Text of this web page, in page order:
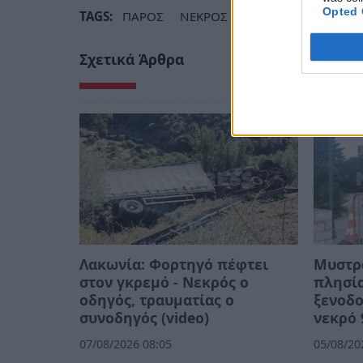
Opted
TAGS: ΠΑΡΟΣ ΝΕΚΡΟΣ
Σχετικά Άρθρα
Λακωνία: Φορτηγό πέφτει
στον γκρεμό - Νεκρός ο
οδηγός, τραυματίας ο
συνοδηγός (video)
07/08/2026 08:05
νεκρό
05/08/